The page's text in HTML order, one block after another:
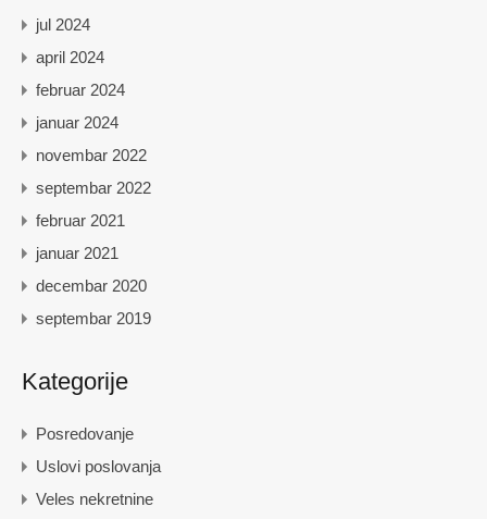
jul 2024
april 2024
februar 2024
januar 2024
novembar 2022
septembar 2022
februar 2021
januar 2021
decembar 2020
septembar 2019
Kategorije
Posredovanje
Uslovi poslovanja
Veles nekretnine